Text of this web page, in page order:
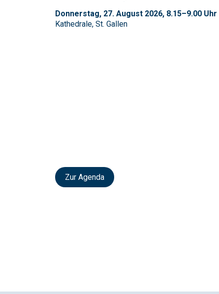
Donnerstag, 27. August 2026, 8.15–9.00 Uhr |
Kathedrale, St. Gallen
Zur Agenda